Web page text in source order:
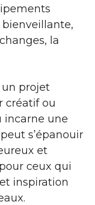
la
un projet
créatif ou
incarne une
s’épanouir
et
ceux qui
inspiration